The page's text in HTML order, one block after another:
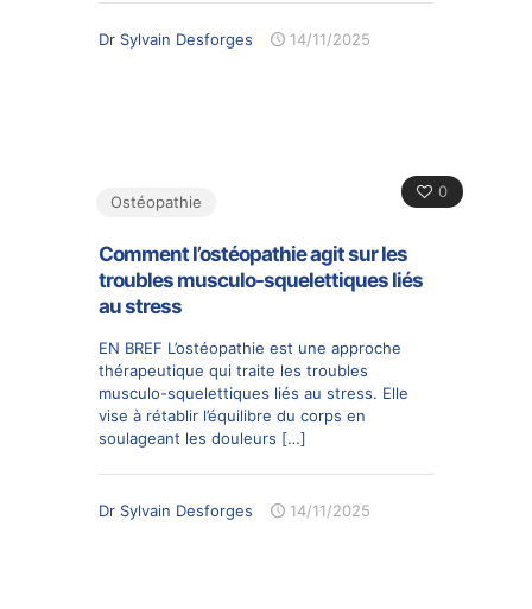
Dr Sylvain Desforges 14/11/2025
0
Ostéopathie
Comment l’ostéopathie agit sur les
troubles musculo-squelettiques liés
au stress
EN BREF L’ostéopathie est une approche
thérapeutique qui traite les troubles
musculo-squelettiques liés au stress. Elle
vise à rétablir l’équilibre du corps en
soulageant les douleurs […]
Dr Sylvain Desforges 14/11/2025